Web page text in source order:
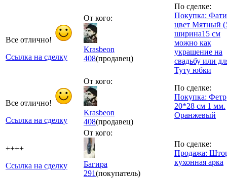
Все отлично!
Ссылка на сделку
От кого:
Krasbeon
408(продавец)
По сделке:
Покупка:
цвет Мятный
ширина15 см
можно как
украшение на
свадьбу или
Туту юбки
Все отлично!
Ссылка на сделку
От кого:
Krasbeon
408(продавец)
По сделке:
Покупка: Фетр
20*28 см 1 мм.
Оранжевый
++++
Ссылка на сделку
От кого:
Багира
291(покупатель)
По сделке:
Продажа:
кухонная арка